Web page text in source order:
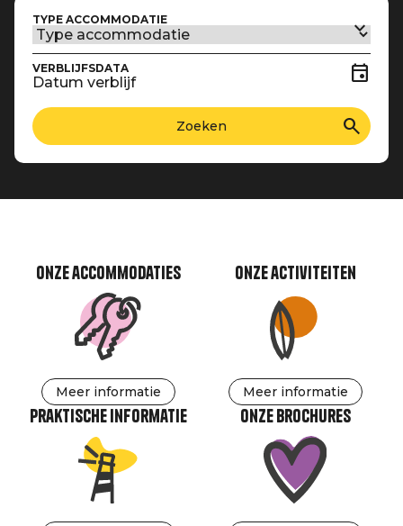
TYPE ACCOMMODATIE
VERBLIJFSDATA
Datum verblijf
Onze accommodaties
Meer informatie
Onze activiteiten
Meer informatie
Praktische informatie Onze brochures